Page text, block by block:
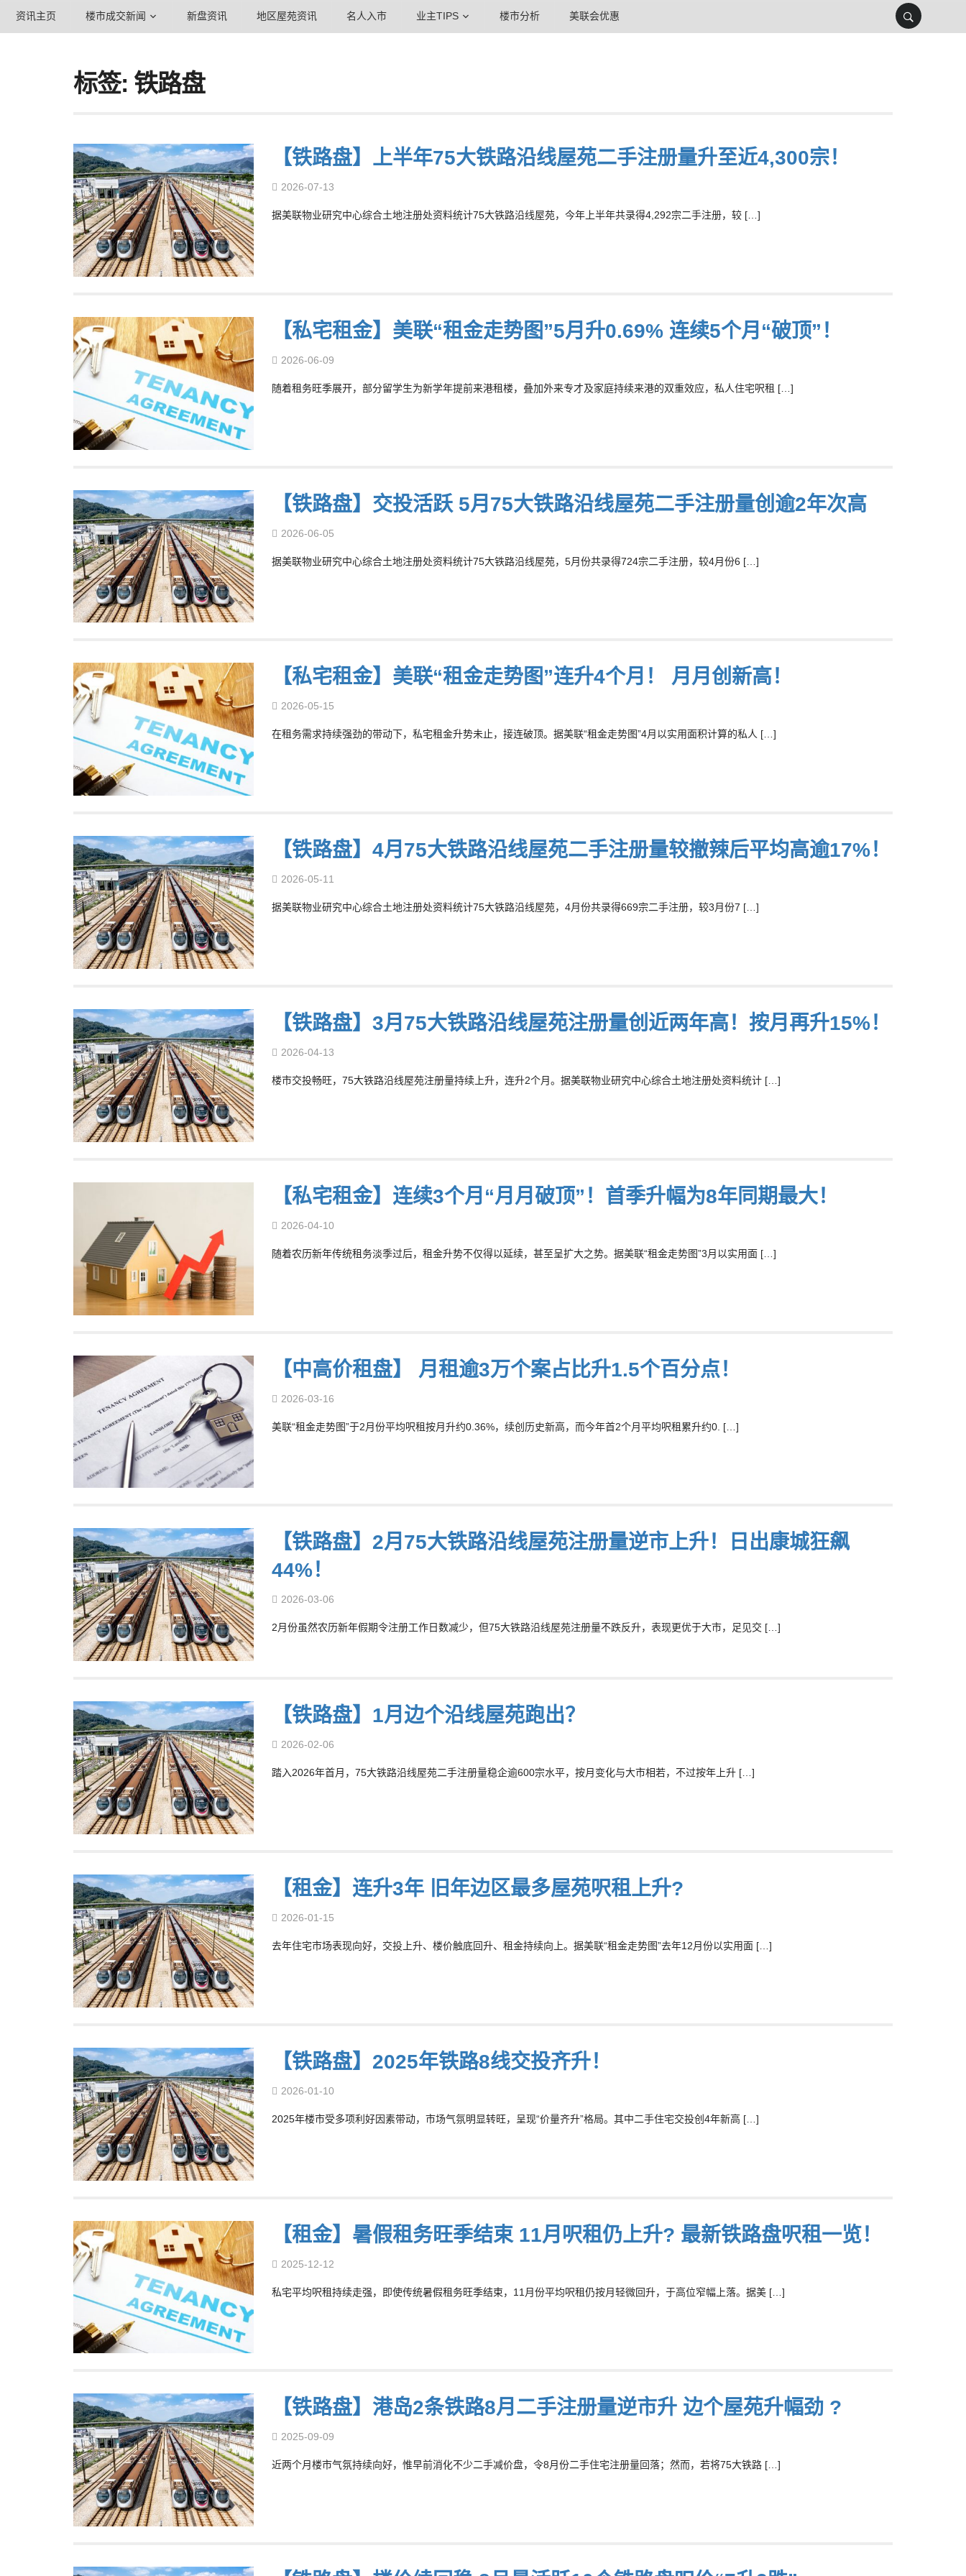
资讯主页 楼市成交新闻 新盘资讯 地区屋苑资讯 名人入市 业主TIPS 楼市分析 美联会优惠
标签: 铁路盘
【铁路盘】上半年75大铁路沿线屋苑二手注册量升至近4,300宗！
2026-07-13
据美联物业研究中心综合土地注册处资料统计75大铁路沿线屋苑，今年上半年共录得4,292宗二手注册，较 […]
【私宅租金】美联“租金走势图”5月升0.69% 连续5个月“破顶”！
2026-06-09
随着租务旺季展开，部分留学生为新学年提前来港租楼，叠加外来专才及家庭持续来港的双重效应，私人住宅呎租 […]
【铁路盘】交投活跃 5月75大铁路沿线屋苑二手注册量创逾2年次高
2026-06-05
据美联物业研究中心综合土地注册处资料统计75大铁路沿线屋苑，5月份共录得724宗二手注册，较4月份6 […]
【私宅租金】美联“租金走势图”连升4个月！ 月月创新高！
2026-05-15
在租务需求持续强劲的带动下，私宅租金升势未止，接连破顶。据美联“租金走势图”4月以实用面积计算的私人 […]
【铁路盘】4月75大铁路沿线屋苑二手注册量较撤辣后平均高逾17%！
2026-05-11
据美联物业研究中心综合土地注册处资料统计75大铁路沿线屋苑，4月份共录得669宗二手注册，较3月份7 […]
【铁路盘】3月75大铁路沿线屋苑注册量创近两年高！按月再升15%！
2026-04-13
楼市交投畅旺，75大铁路沿线屋苑注册量持续上升，连升2个月。据美联物业研究中心综合土地注册处资料统计 […]
【私宅租金】连续3个月“月月破顶”！首季升幅为8年同期最大！
2026-04-10
随着农历新年传统租务淡季过后，租金升势不仅得以延续，甚至呈扩大之势。据美联“租金走势图”3月以实用面 […]
【中高价租盘】 月租逾3万个案占比升1.5个百分点！
2026-03-16
美联“租金走势图”于2月份平均呎租按月升约0.36%，续创历史新高，而今年首2个月平均呎租累升约0. […]
【铁路盘】2月75大铁路沿线屋苑注册量逆市上升！日出康城狂飙
44%！
2026-03-06
2月份虽然农历新年假期令注册工作日数减少，但75大铁路沿线屋苑注册量不跌反升，表现更优于大市，足见交 […]
【铁路盘】1月边个沿线屋苑跑出？
2026-02-06
踏入2026年首月，75大铁路沿线屋苑二手注册量稳企逾600宗水平，按月变化与大市相若，不过按年上升 […]
【租金】连升3年 旧年边区最多屋苑呎租上升?
2026-01-15
去年住宅市场表现向好，交投上升、楼价触底回升、租金持续向上。据美联“租金走势图”去年12月份以实用面 […]
【铁路盘】2025年铁路8线交投齐升！
2026-01-10
2025年楼市受多项利好因素带动，市场气氛明显转旺，呈现“价量齐升”格局。其中二手住宅交投创4年新高 […]
【租金】暑假租务旺季结束 11月呎租仍上升? 最新铁路盘呎租一览！
2025-12-12
私宅平均呎租持续走强，即使传统暑假租务旺季结束，11月份平均呎租仍按月轻微回升，于高位窄幅上落。据美 […]
【铁路盘】港岛2条铁路8月二手注册量逆市升 边个屋苑升幅劲 ?
2025-09-09
近两个月楼市气氛持续向好，惟早前消化不少二手减价盘，令8月份二手住宅注册量回落；然而，若将75大铁路 […]